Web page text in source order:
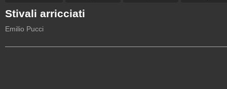
Stivali arricciati
Emilio Pucci